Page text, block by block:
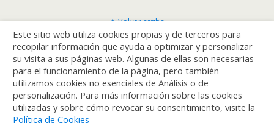
Volver arriba
Móvil Escritorio
Este sitio web utiliza cookies propias y de terceros para
recopilar información que ayuda a optimizar y personalizar
su visita a sus páginas web. Algunas de ellas son necesarias
para el funcionamiento de la página, pero también
utilizamos cookies no esenciales de Análisis o de
personalización. Para más información sobre las cookies
utilizadas y sobre cómo revocar su consentimiento, visite la
Política de Cookies